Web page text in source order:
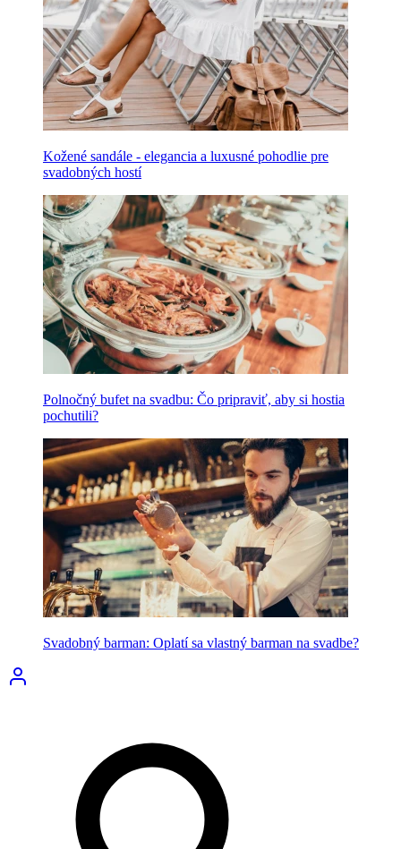
Kožené sandále - elegancia a luxusné pohodlie pre
svadobných hostí
Polnočný bufet na svadbu: Čo pripraviť, aby si hostia
pochutili?
Svadobný barman: Oplatí sa vlastný barman na svadbe?